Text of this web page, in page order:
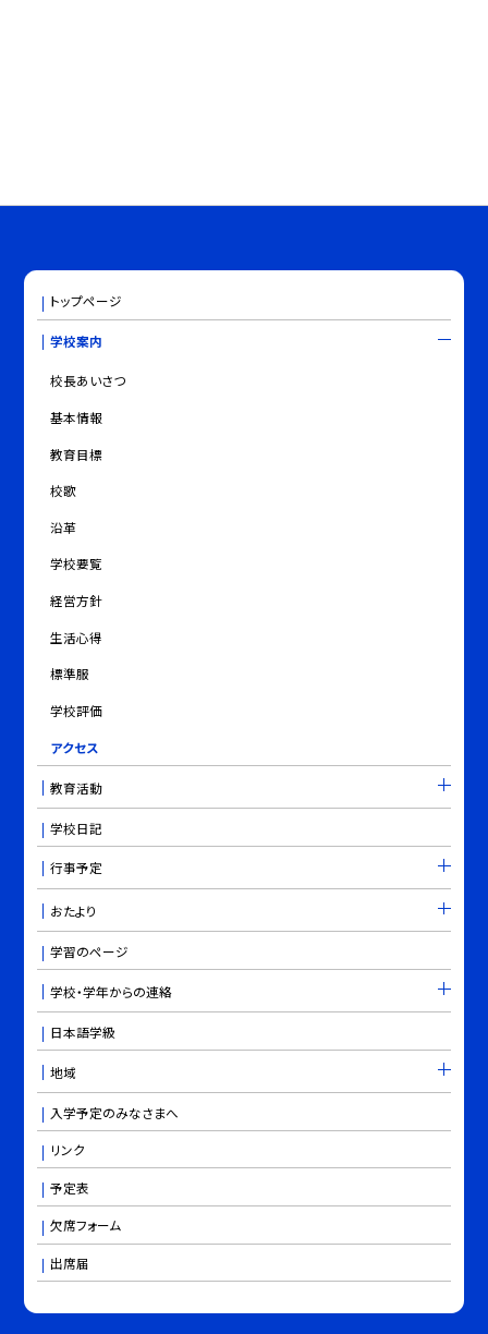
トップページ
学校案内
校長あいさつ
基本情報
教育目標
校歌
沿革
学校要覧
経営方針
生活心得
標準服
学校評価
アクセス
教育活動
学校日記
行事予定
おたより
学習のページ
学校・学年からの連絡
日本語学級
地域
入学予定のみなさまへ
リンク
予定表
欠席フォーム
出席届